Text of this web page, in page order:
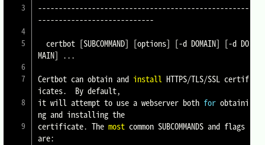
---------------------------------------------------
----------------------------
  certbot
[SUBCOMMAND] [options] [-d DOMAIN] [-d DO
MAIN] ...
Certbot can obtain and install HTTPS/TLS/SSL certif
icates.  By default,
it will attempt to use a webserver both for obtaini
ng and installing the
certificate. The most common SUBCOMMANDS and flags
are: